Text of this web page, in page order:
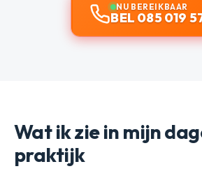
NU BEREIKBAAR
BEL 085 019
Wat ik zie in mijn
praktijk